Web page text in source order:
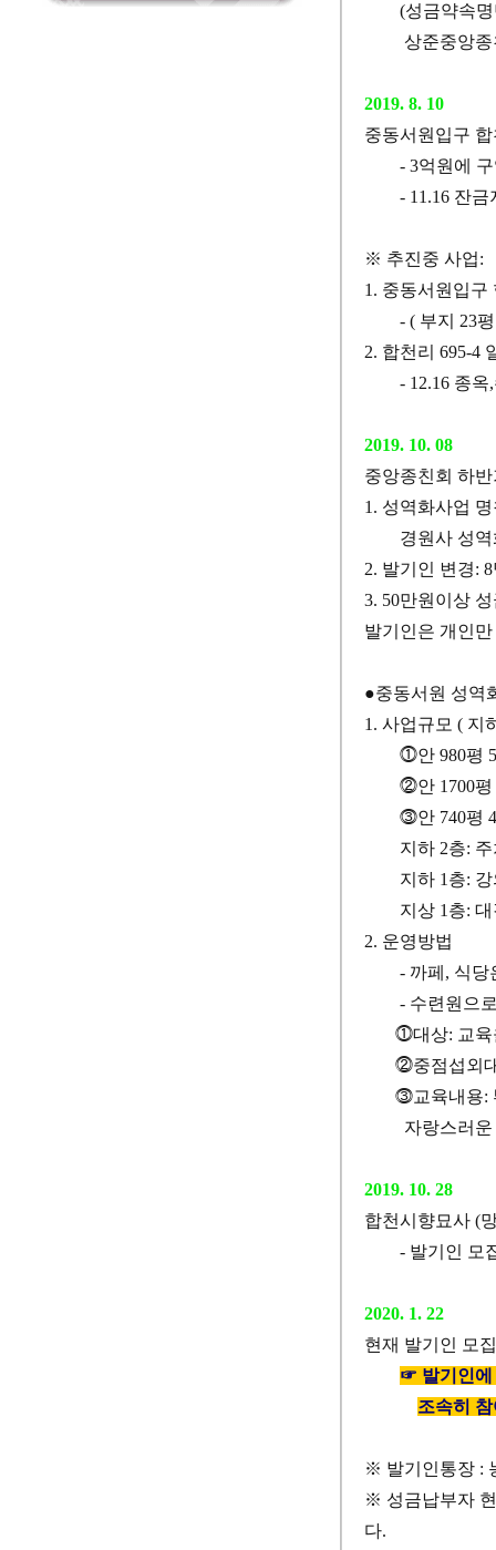
(성금약속
상준중앙종
2019. 8. 10
중동서원입구
- 3억원에
- 11.16 잔금
※ 추진중 사업:
1. 중동서원입구
- ( 부지 23
2. 합천리 695-4
- 12.16 종옥,
2019. 10. 08
중앙종친회 하
1. 성역화사업
경원사 성역
2. 발기인 변경: 8
3. 50만원이상
발기인은 개인
●중동서원 성역
1. 사업규모 ( 지
⓵안 980평
⓶안 1700평
⓷안 740평
지하 2층:
지하 1 층:
지상 1 층: 대
2. 운영방법
- 까페 , 식당
- 수련원으
⓵대상: 교
⓶중점섭외
⓷교육내용:
자랑스러운
2019. 10. 28
합천시향묘사 (
- 발기인 모
2020. 1. 22
현재 발기인 모
☞ 발기인
조속히
※ 발기인통장 :
※ 성금납부자
다.